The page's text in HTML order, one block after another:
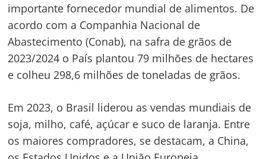
importante fornecedor mundial de alimentos. De
acordo com a Companhia Nacional de
Abastecimento (Conab), na safra de grãos de
2023/2024 o País plantou 79 milhões de hectares
e colheu 298,6 milhões de toneladas de grãos.
Em 2023, o Brasil liderou as vendas mundiais de
soja, milho, café, açúcar e suco de laranja. Entre
os maiores compradores, se destacam, a China,
Navegação
de
Post